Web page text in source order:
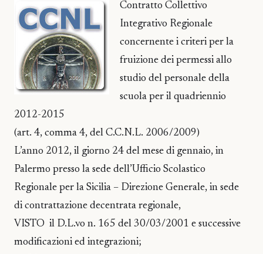
Contratto Collettivo
Integrativo Regionale
concernente i criteri per la
fruizione dei permessi allo
studio del personale della
scuola per il quadriennio
2012-2015
(art. 4, comma 4, del C.C.N.L. 2006/2009)
L’anno 2012, il giorno 24 del mese di gennaio, in
Palermo presso la sede dell’Ufficio Scolastico
Regionale per la Sicilia – Direzione Generale, in sede
di contrattazione decentrata regionale,
VISTO il D.L.vo n. 165 del 30/03/2001 e successive
modificazioni ed integrazioni;